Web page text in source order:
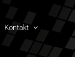
Kontakt